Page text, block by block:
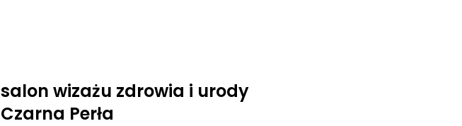
salon wizażu zdrowia i urody
Czarna Perła